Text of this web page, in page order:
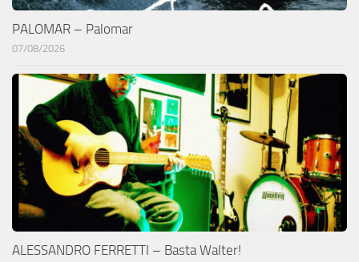
PALOMAR – Palomar
07/08/2026
ALESSANDRO FERRETTI – Basta Walter!